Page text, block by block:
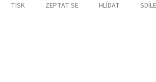
TISK ZEPTAT SE HLÍDAT